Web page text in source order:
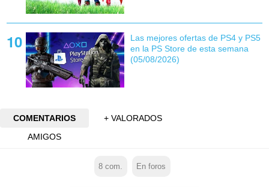
Las mejores ofertas de PS4 y PS5
en la PS Store de esta semana
(05/08/2026)
COMENTARIOS
+ VALORADOS
AMIGOS
8 com. En foros